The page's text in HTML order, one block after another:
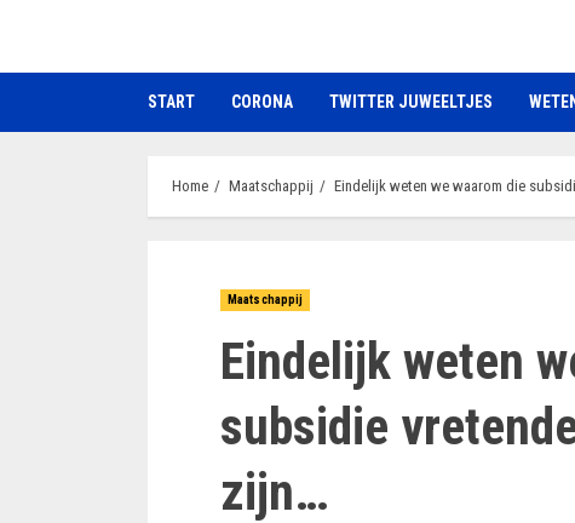
de
START CORONA TWITTER JUWEELTJES
Home Maatschappij Eindelijk weten we waarom die
Maatschappij
Eindelijk weten
subsidie
zijn…